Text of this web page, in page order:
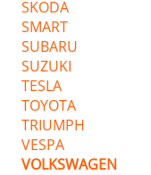
SKODA
SMART
SUBARU
SUZUKI
TESLA
TOYOTA
TRIUMPH
VESPA
VOLKSWAGEN